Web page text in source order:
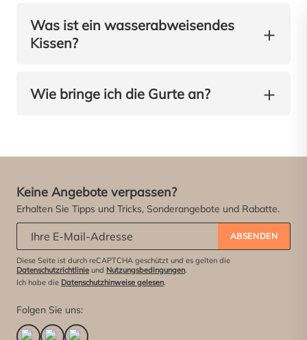
+
Was ist ein wasserabweisendes
Kissen?
+
Wie bringe ich die Gurte an?
Keine Angebote verpassen?
Erhalten Sie Tipps und Tricks, Sonderangebote und Rabatte.
ABSENDEN
Diese Seite ist durch reCAPTCHA geschützt und es gelten die
Datenschutzrichtlinie und Nutzungsbedingungen.
Ich habe die Datenschutzhinweise gelesen.
Folgen Sie uns: